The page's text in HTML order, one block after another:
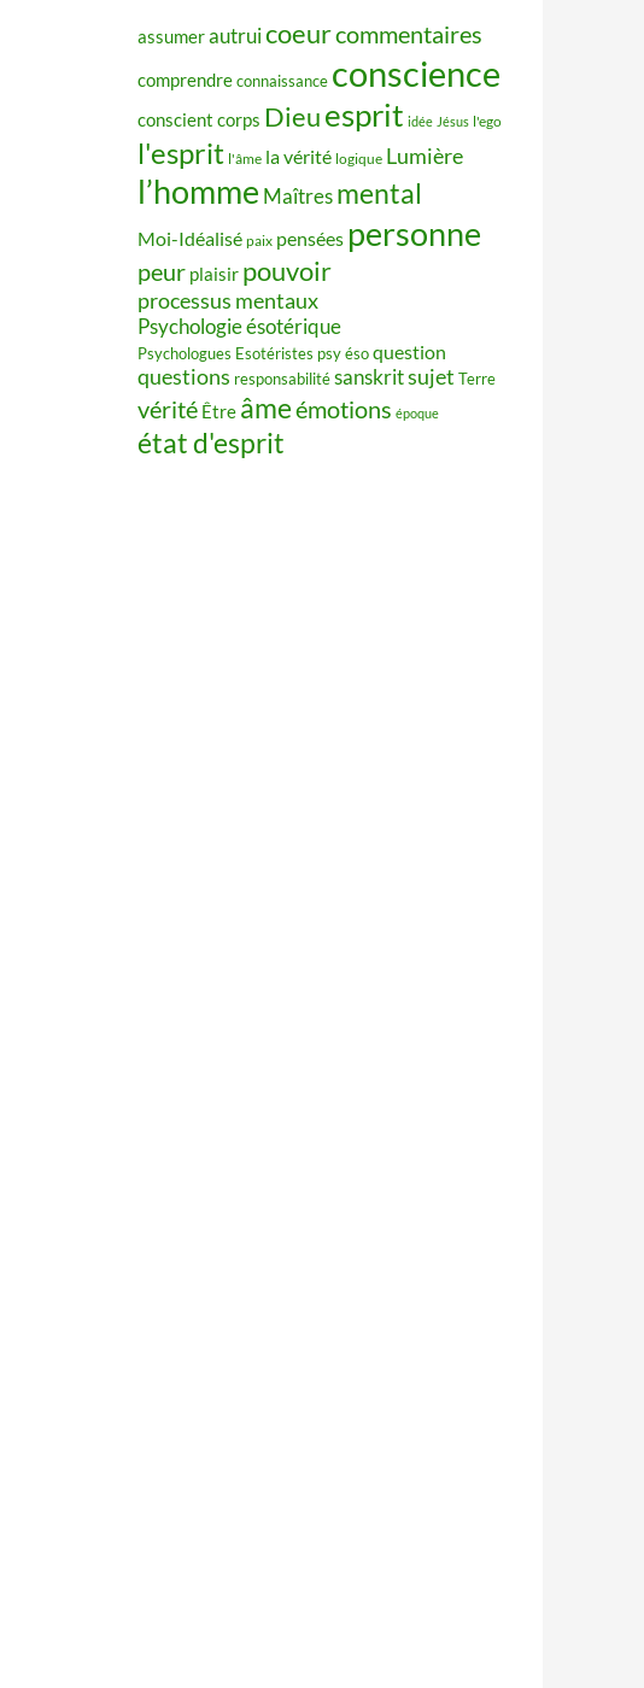
assumerautruicoeurcommentaires
comprendreconnaissance conscience
conscient corps Dieuesprit idée Jésus l'ego
l'esprit l'âme la vérité logique Lumière
l’homme Maîtres mental
Moi-Idéalisé paix pensées personne
peur plaisir pouvoir
processus mentaux
Psychologie ésotérique
Psychologues Esotéristes psy ésoquestion
questions responsabilitésanskritsujet Terre
vérité Être âmeémotions époque
état d'esprit